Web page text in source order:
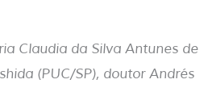
Claudia da Silva Antunes de
(PUC/SP), doutor Andrés